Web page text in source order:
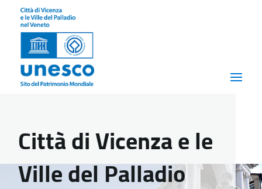
Città di Vicenza e le
Ville del Palladio